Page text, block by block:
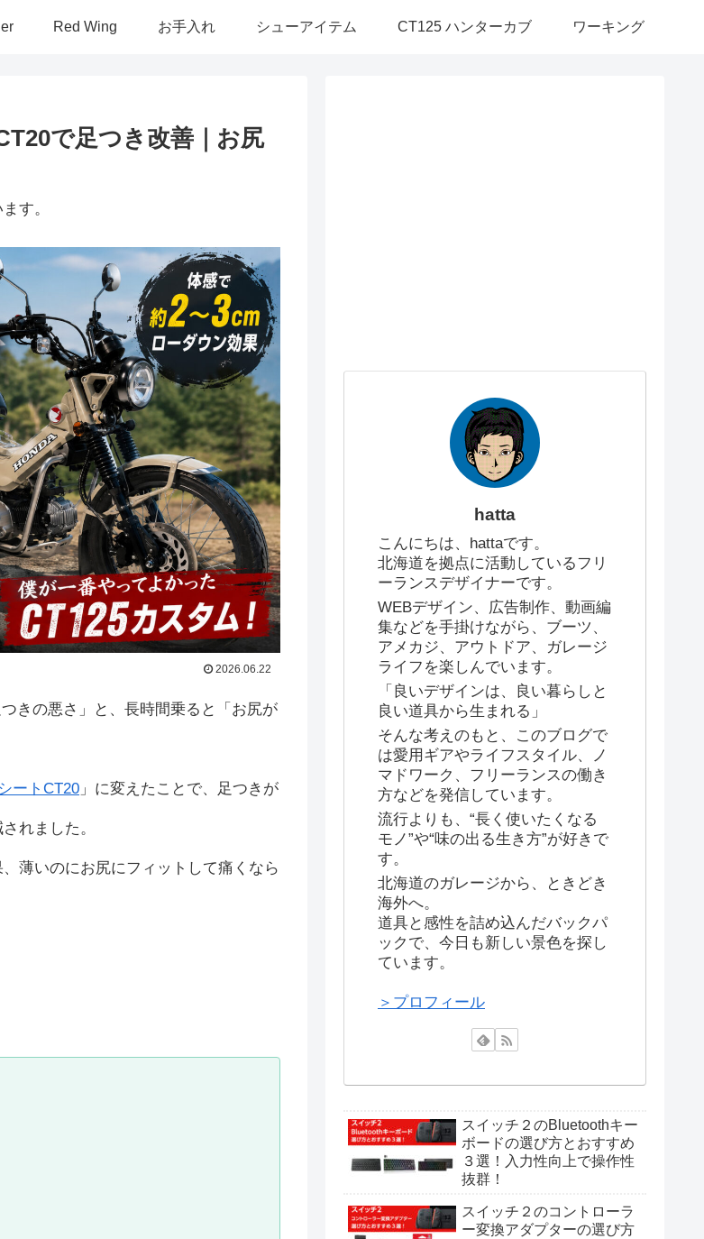
Red Wing お手入れ シューアイテム CT125 ハンターカブ ワーキング
で足つき改善｜お尻
す。
2026.06.22
きの悪さ」と、長時間乗ると「お尻が
ートCT20 」に変えたことで、足つきが
れました。
薄いのにお尻にフィットして痛くなら
hatta
こんにちは、hattaです。
北海道を拠点に活動しているフリ
ーランスデザイナーです。
WEBデザイン、広告制作、動画編
集などを手掛けながら、ブーツ、
アメカジ、アウトドア、ガレージ
ライフを楽しんでいます。
「良いデザインは、良い暮らしと
良い道具から生まれる」
そんな考えのもと、このブログで
は愛用ギアやライフスタイル、ノ
マドワーク、フリーランスの働き
方などを発信しています。
流行よりも、“長く使いたくなる
モノ”や“味の出る生き方”が好きで
す。
北海道のガレージから、ときどき
海外へ。
道具と感性を詰め込んだバックパ
ックで、今日も新しい景色を探し
ています。
＞プロフィール
スイッチ２のBluetoothキー
ボードの選び方とおすすめ
３選！入力性向上で操作性
抜群！
スイッチ２のコントローラ
ー変換アダプターの選び方